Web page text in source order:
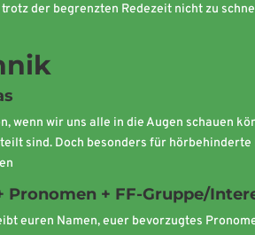
der begrenzten Redezeit nicht zu
wenn wir uns alle in die Augen schauen
sind. Doch besonders für
Pronomen + FF-Gruppe/
euren Namen, euer bevorzugtes